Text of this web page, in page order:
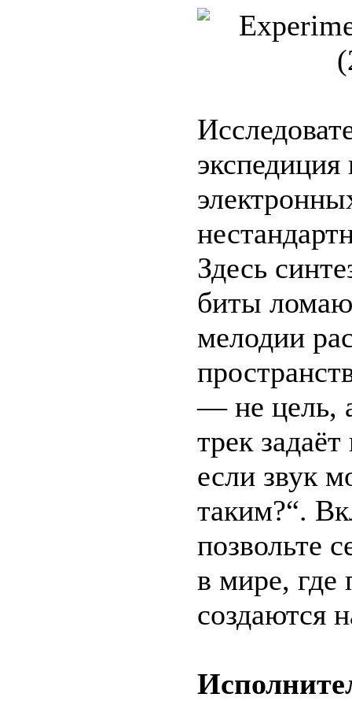
Здесь
биты
мелодии
— не цель,
трек
если звук
таким?“.
позвольте
в мире, где
создаются